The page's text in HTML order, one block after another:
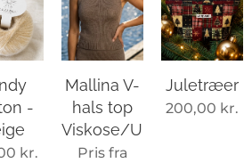
-
kr.
Mallina V-
hals top
Viskose/Uld
Pris fra
Juletræer
200,00 kr.